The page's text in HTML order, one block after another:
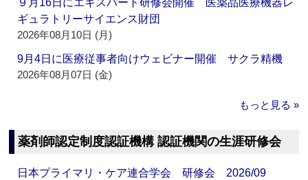
９月16日にエキスパート研修会開催 医薬品医療機器レ
ギュラトリーサイエンス財団
2026年08月10日 (月)
9月4日に医療従事者向けウェビナー開催 サクラ精機
2026年08月07日 (金)
もっと見る »
薬剤師認定制度認証機構 認証機関の生涯研修会
日本プライマリ・ケア連合学会 研修会 2026/09